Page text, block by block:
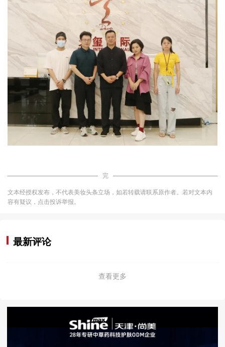
完
文本经授权发布，不代表美妆头条立场，如若转载请联系原作者。若对文本内
容有疑议，点击投诉举报。
最新评论
查看更多